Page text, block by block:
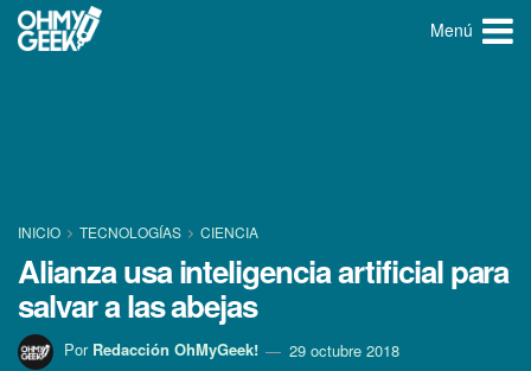
Menú
INICIO TECNOLOGÍ­AS CIENCIA
Alianza usa inteligencia artificial para
salvar a las abejas
Por Redacción OhMyGeek! 29 octubre 2018